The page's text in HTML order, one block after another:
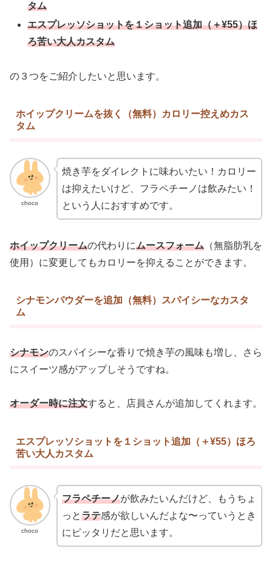
タム
エスプレッソショットを１ショット追加（＋¥55）ほ
ろ苦い大人カスタム
の３つをご紹介したいと思います。
ホイップクリームを抜く（無料）カロリー控えめカス
タム
choco
焼き芋をダイレクトに味わいたい！カロリー
は抑えたいけど、フラペチーノは飲みたい！
という人におすすめです。
ホイップクリームの代わりにムースフォーム （無脂肪乳を
使用）に変更してもカロリーを抑えることができます。
シナモンパウダーを追加（無料）スパイシーなカスタ
ム
シナモンのスパイシーな香りで焼き芋の風味も増し、さら
にスイーツ感がアップしそうですね。
オーダー時に注文すると、店員さんが追加してくれます。
エスプレッソショットを１ショット追加（＋¥55）ほろ
苦い大人カスタム
choco
フラペチーノが飲みたいんだけど、もうちょ
っとラテ感が欲しいんだよな〜っていうとき
にピッタリだと思います。